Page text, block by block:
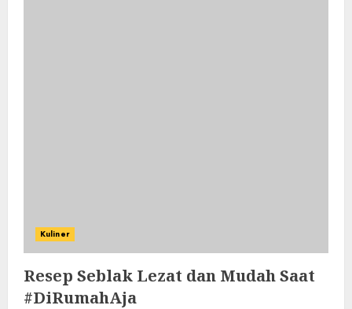
Kuliner
Resep Seblak Lezat dan Mudah Saat
#DiRumahAja